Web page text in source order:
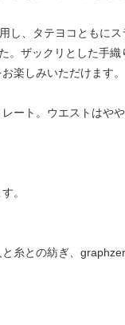
し、タテヨコともにス
。ザックリとした手織
楽しみいただけます。
ート。ウエストはや
。
糸との紡ぎ、